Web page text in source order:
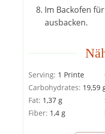
Im Backofen
ausbacken.
Serving: 1 Printe
Carbohydrates: 19,59
Fat: 1,37 g
Fiber: 1,4 g